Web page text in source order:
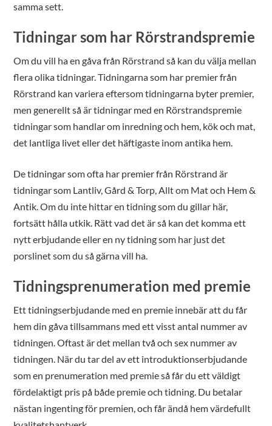
samma sett.
Tidningar som har Rörstrandspremie
Om du vill ha en gåva från Rörstrand så kan du välja mellan
flera olika tidningar. Tidningarna som har premier från
Rörstrand kan variera eftersom tidningarna byter premier,
men generellt så är tidningar med en Rörstrandspremie
tidningar som handlar om inredning och hem, kök och mat,
det lantliga livet eller det häftigaste inom antika hem.
De tidningar som ofta har premier från Rörstrand är
tidningar som Lantliv, Gård & Torp, Allt om Mat och Hem &
Antik. Om du inte hittar en tidning som du gillar här,
fortsätt hålla utkik. Rätt vad det är så kan det komma ett
nytt erbjudande eller en ny tidning som har just det
porslinet som du så gärna vill ha.
Tidningsprenumeration med premie
Ett tidningserbjudande med en premie innebär att du får
hem din gåva tillsammans med ett visst antal nummer av
tidningen. Oftast är det mellan två och sex nummer av
tidningen. När du tar del av ett introduktionserbjudande
som en prenumeration med premie så får du ett väldigt
fördelaktigt pris på både premie och tidning. Du betalar
nästan ingenting för premien, och får ändå hem värdefullt